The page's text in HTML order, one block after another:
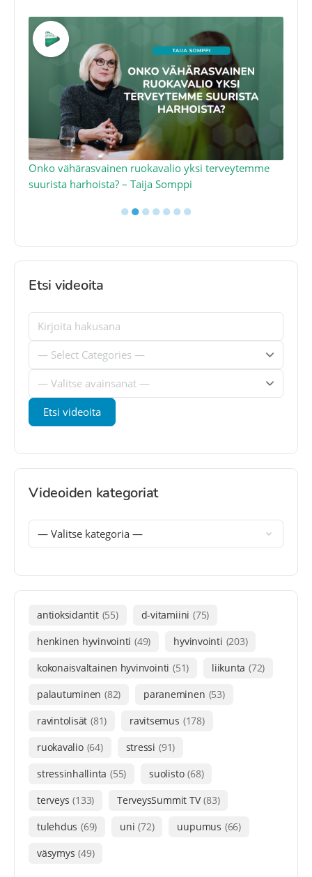
Onko vähärasvainen ruokavalio yksi terveytemme
suurista harhoista? – Taija Somppi
●●●●●●●
Etsi videoita
Videoiden kategoriat
antioksidantit (55) d-vitamiini (75)
henkinen hyvinvointi (49) hyvinvointi (203)
kokonaisvaltainen hyvinvointi (51) liikunta (72)
palautuminen (82) paraneminen (53)
ravintolisät (81) ravitsemus (178)
ruokavalio (64) stressi (91)
stressinhallinta (55) suolisto (68)
terveys (133) TerveysSummit TV (83)
tulehdus (69) uni (72) uupumus (66)
väsymys (49)